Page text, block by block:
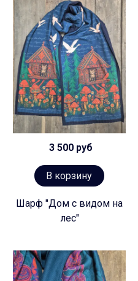
3 500 руб
В корзину
Шарф "Дом с видом на
лес"